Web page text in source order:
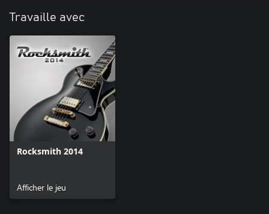
Travaille avec
Rocksmith 2014
Afficher le jeu